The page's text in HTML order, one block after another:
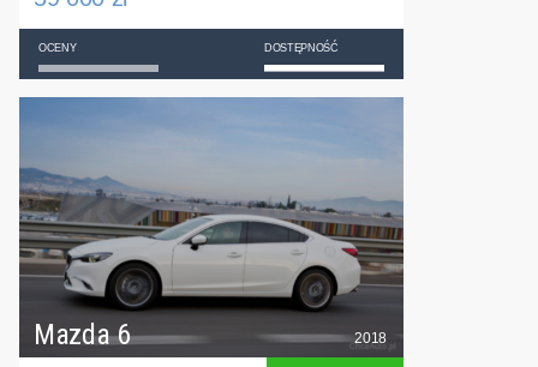
OCENY DOSTĘPNOŚĆ
Mazda 6 2018